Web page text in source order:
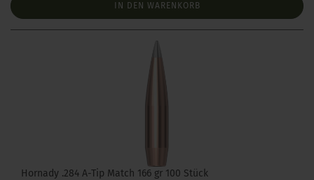
IN DEN WARENKORB
Hornady .284 A-Tip Match 166 gr 100 Stück